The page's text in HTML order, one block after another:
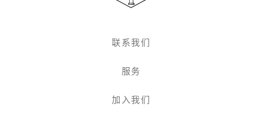
梵
雅
宝
联系我们
服务
加入我们